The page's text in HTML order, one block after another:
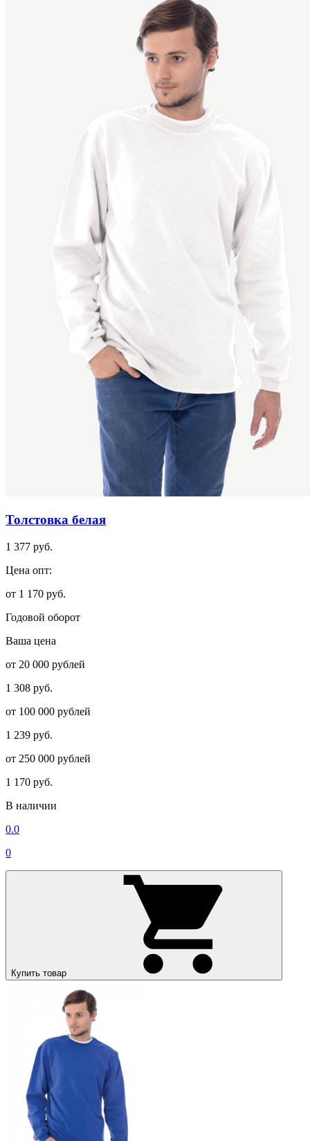
Толстовка белая
1 377 руб.
Цена опт:
от 1 170 руб.
Годовой оборот
Ваша цена
от 20 000 рублей
1 308 руб.
от 100 000 рублей
1 239 руб.
от 250 000 рублей
1 170 руб.
В наличии
0.0
0
Купить товар